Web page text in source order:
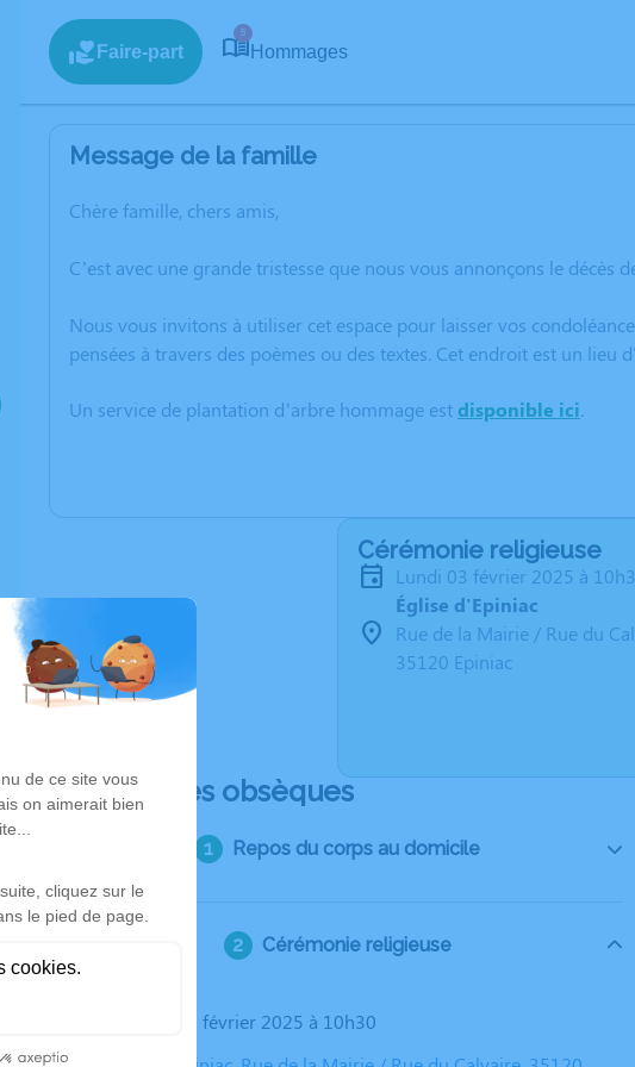
Faire-part
5
Hommages
Message de la famille
Chère famille, chers amis,
C’est avec une grande tristesse que nous vous annonçons le décès
Nous vous invitons à utiliser cet espace pour laisser vos
pensées à travers des poèmes ou des textes. Cet endroit est un lieu
Un service de plantation d’arbre hommage estdisponible ici.
Cérémonie religieuse
lundi 03 février 2025 à
Église d'Epiniac
Rue de la Mairie / Rue du
35120 Epiniac
Déroulé des obsèques
Repos du corps au domicile
Cérémonie religieuse
Le lundi 03 février 2025 à 10h30